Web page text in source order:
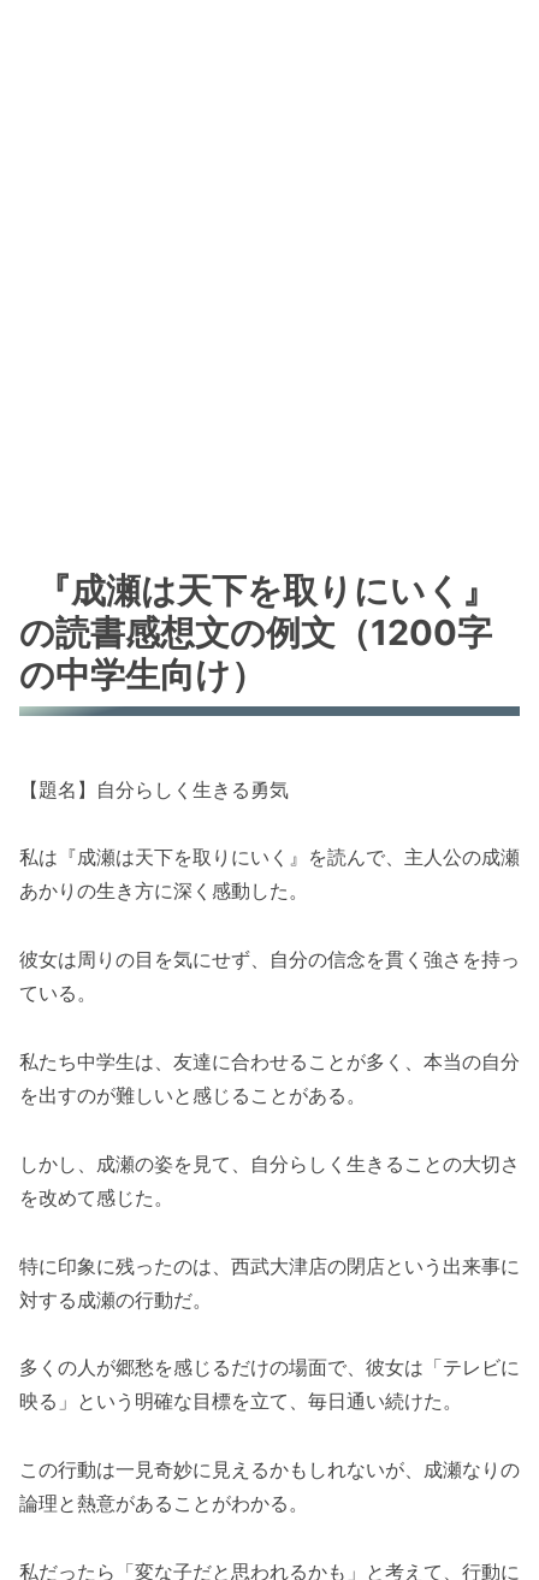
『成瀬は天下を取りにいく』
の読書感想文の例文（1200字
の中学生向け）
【題名】自分らしく生きる勇気
私は『成瀬は天下を取りにいく』を読んで、主人公の成瀬
あかりの生き方に深く感動した。
彼女は周りの目を気にせず、自分の信念を貫く強さを持っ
ている。
私たち中学生は、友達に合わせることが多く、本当の自分
を出すのが難しいと感じることがある。
しかし、成瀬の姿を見て、自分らしく生きることの大切さ
を改めて感じた。
特に印象に残ったのは、西武大津店の閉店という出来事に
対する成瀬の行動だ。
多くの人が郷愁を感じるだけの場面で、彼女は「テレビに
映る」という明確な目標を立て、毎日通い続けた。
この行動は一見奇妙に見えるかもしれないが、成瀬なりの
論理と熱意があることがわかる。
私だったら「変な子だと思われるかも」と考えて、行動に